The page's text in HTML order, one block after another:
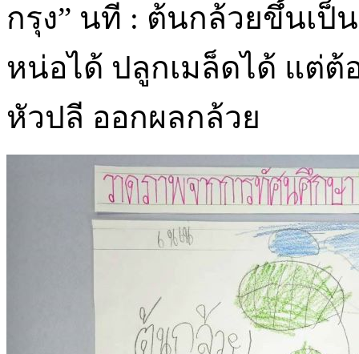
กรุง” นที : ต้นกล้วยขึ้นเ
หน่อได้ ปลูกเมล็ดได้ แต่ต้
หัวปลี ออกผลกล้วย